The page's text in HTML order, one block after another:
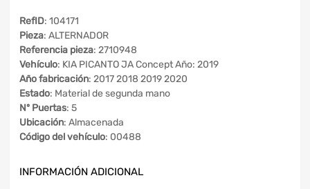
RefID: 104171
Pieza: ALTERNADOR
Referencia pieza: 2710948
Vehículo: KIA PICANTO JA Concept Año: 2019
Año fabricación: 2017 2018 2019 2020
Estado: Material de segunda mano
Nº Puertas: 5
Ubicación: Almacenada
Código del vehículo: 00488
INFORMACIÓN ADICIONAL